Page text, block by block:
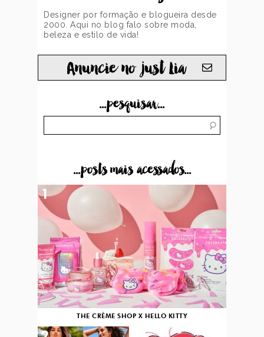
Designer por formação e blogueira desde
2000. Aqui no blog falo sobre moda,
beleza e estilo de vida!
Anuncie no just Lia
...pesquisar...
...posts mais acessados...
THE CRÈME SHOP X HELLO KITTY
1